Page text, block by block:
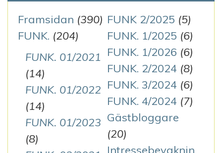
Framsidan (390) FUNK 2/2025 (5)
FUNK. (204)
FUNK. 01/2021
(14)
FUNK. 01/2022
(14)
FUNK. 01/2023
(8)
FUNK. 1/2025 (6)
FUNK. 1/2026 (6)
FUNK. 2/2024 (8)
FUNK. 3/2024 (6)
FUNK. 4/2024 (7)
Gästbloggare
(20)
Intressebevaknin